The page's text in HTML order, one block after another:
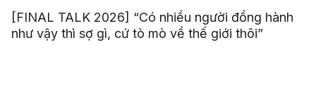
[FINAL TALK 2026] “Có nhiều người đồng hành
như vậy thì sợ gì, cứ tò mò về thế giới thôi”